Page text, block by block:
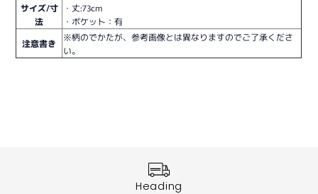
サイズ/寸
法
・丈:73cm
・ポケット：有
注意書き
※柄のでかたが、参考画像とは異なりますのでご了承くださ
い。
Heading